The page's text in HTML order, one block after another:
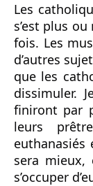
Les
s’est plus
fois. Les
d’autres
que les
dissimuler.
finiront par
leurs
sera mieux,
s’occuper